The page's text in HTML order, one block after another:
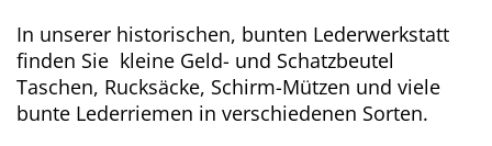
In unserer historischen, bunten Lederwerkstatt
finden Sie kleine Geld- und Schatzbeutel
Taschen, Rucksäcke, Schirm-Mützen und viele
bunte Lederriemen in verschiedenen Sorten.